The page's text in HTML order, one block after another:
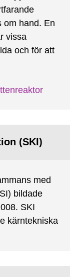
om hand. En
vissa
och för att
(SKI)
med
bildade
SKI
kärntekniska